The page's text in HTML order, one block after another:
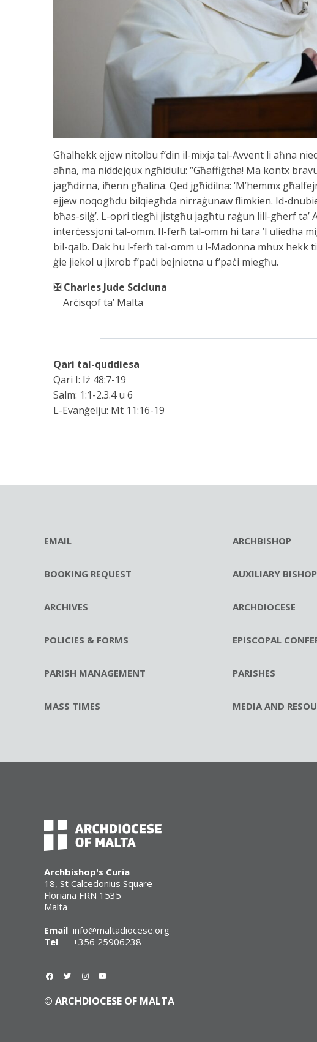
Għalhekk ejjew nitolbu f’din il-mixja tal-Avvent li aħna
aħna, ma niddejqux ngħidulu: “Għaffiġtha! Ma kontx
jagħdirna, iħenn għalina. Qed jgħidilna: ‘M’hemmx
ejjew noqogħdu bilqiegħda nirraġunaw flimkien. Id-
bħas-silġ’. L-opri tiegħi jistgħu jagħtu raġun lill-għerf ta’
interċessjoni tal-omm. Il-ferħ tal-omm hi tara ’l uliedha
bil-qalb. Dak hu l-ferħ tal-omm u l-Madonna mhux hekk
ġie jiekol u jixrob f’paċi bejnietna u f’paċi miegħu.
✠ Charles Jude Scicluna
Arċisqof ta’ Malta
Qari tal-quddiesa
Qari I: Iż 48:7-19
Salm: 1:1-2.3.4 u 6
L-Evanġelju: Mt 11:16-19
EMAIL
BOOKING REQUEST
ARCHIVES
POLICIES & FORMS
PARISH MANAGEMENT
MASS TIMES
ARCHBISHOP
AUXILIARY BISHOP
ARCHDIOCESE
EPISCOPAL
PARISHES
MEDIA AND
Archbishop's Curia
18, St Calcedonius Square
Floriana FRN 1535
Malta
Email info@maltadiocese.org
Tel +356 25906238
© ARCHDIOCESE OF MALTA